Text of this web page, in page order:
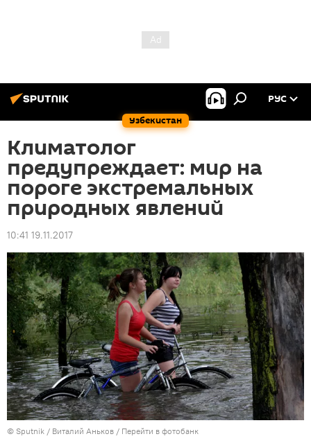
Узбекистан
РУС
Климатолог
предупреждает: мир на
пороге экстремальных
природных явлений
10:41 19.11.2017
© Sputnik / Виталий Аньков / Перейти в фотобанк